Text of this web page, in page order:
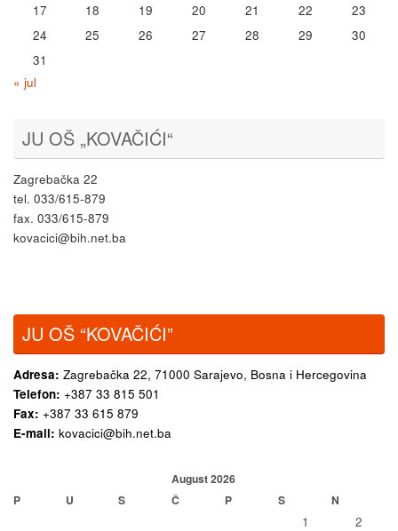
17
18 19 20 21 22
23
24
25 26 27 28 29
30
31
« jul
JU OŠ „KOVAČIĆI“
Zagrebačka 22
tel. 033/615-879
fax. 033/615-879
kovacici@bih.net.ba
JU OŠ “KOVAČIĆI”
Adresa: Zagrebačka 22, 71000 Sarajevo, Bosna i Hercegovina
Telefon: +387 33 815 501
Fax: +387 33 615 879
E-mail: kovacici@bih.net.ba
August 2026
P
U S Č P S N
1
2